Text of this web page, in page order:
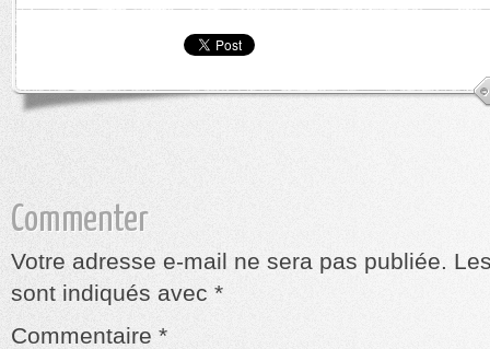
Commenter
Votre adresse e-mail ne sera pas publiée.
sont indiqués avec *
Commentaire *